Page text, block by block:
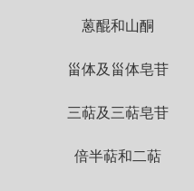
蒽醌和山酮
甾体及甾体皂苷
三萜及三萜皂苷
倍半萜和二萜